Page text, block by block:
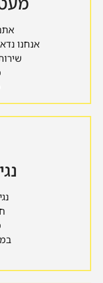
אנחנו